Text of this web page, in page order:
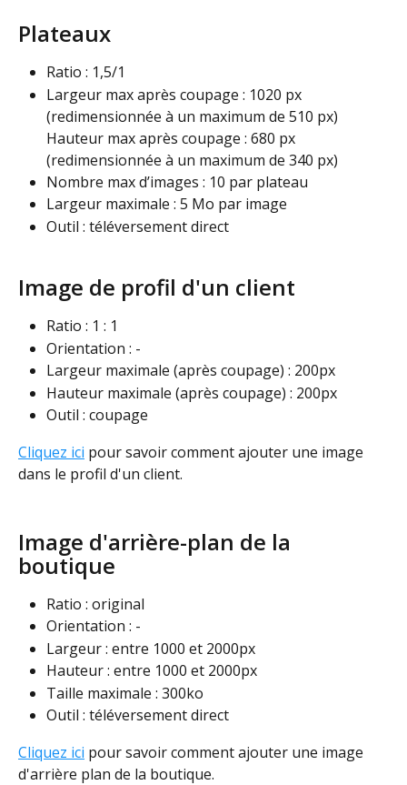
Plateaux
Ratio : 1,5/1
Largeur max après coupage : 1020 px
(redimensionnée à un maximum de 510 px)
Hauteur max après coupage : 680 px
(redimensionnée à un maximum de 340 px)
Nombre max d’images : 10 par plateau
Largeur maximale : 5 Mo par image
Outil : téléversement direct
Image de profil d'un client
Ratio : 1 : 1
Orientation : -
Largeur maximale (après coupage) : 200px
Hauteur maximale (après coupage) : 200px
Outil : coupage
Cliquez ici pour savoir comment ajouter une image
dans le profil d'un client.
Image d'arrière-plan de la
boutique
Ratio : original
Orientation : -
Largeur : entre 1000 et 2000px
Hauteur : entre 1000 et 2000px
Taille maximale : 300ko
Outil : téléversement direct
Cliquez ici pour savoir comment ajouter une image
d'arrière plan de la boutique.